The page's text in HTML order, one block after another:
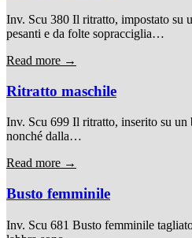
Inv. Scu 380 Il ritratto, impostato su
pesanti e da folte sopracciglia…
Read more →
Ritratto maschile
Inv. Scu 699 Il ritratto, inserito su un
nonché dalla…
Read more →
Busto femminile
Inv. Scu 681 Busto femminile